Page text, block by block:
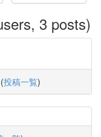
3 posts)
(投稿一覧)